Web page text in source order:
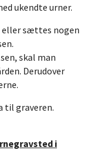
ukendte urner.
eller sættes nogen
skal man
Derudover
til graveren.
i